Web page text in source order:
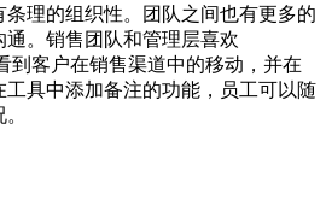
理的组织性。团队之间也有更多的
。销售团队和管理层喜欢
到客户在销售渠道中的移动，并在
具中添加备注的功能，员工可以随